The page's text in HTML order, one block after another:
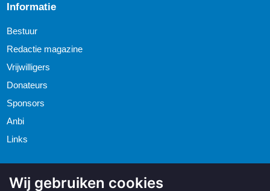
Wij gebruiken cookies
Informatie
Bestuur
Redactie magazine
Vrijwilligers
Donateurs
Sponsors
Anbi
Links